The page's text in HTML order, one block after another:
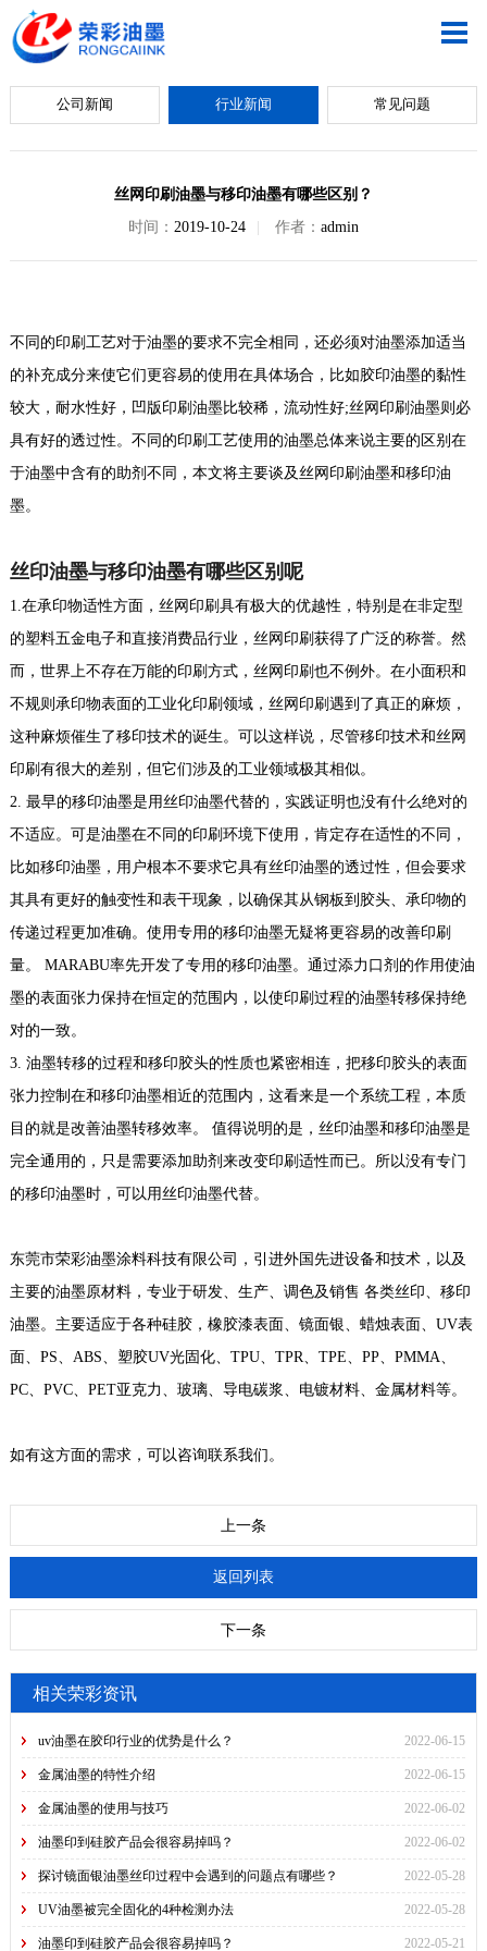
公司新闻 行业新闻 常见问题
丝网印刷油墨与移印油墨有哪些区别？
时间： 2019-10-24 作者： admin
不同的印刷工艺对于油墨的要求不完全相同，还必须对油墨添加适当
的补充成分来使它们更容易的使用在具体场合，比如胶印油墨的黏性
较大，耐水性好，凹版印刷油墨比较稀，流动性好;丝网印刷油墨则必
具有好的透过性。不同的印刷工艺使用的油墨总体来说主要的区别在
于油墨中含有的助剂不同，本文将主要谈及丝网印刷油墨和移印油
墨。
丝印油墨与移印油墨有哪些区别呢
1.在承印物适性方面，丝网印刷具有极大的优越性，特别是在非定型
的塑料五金电子和直接消费品行业，丝网印刷获得了广泛的称誉。然
而，世界上不存在万能的印刷方式，丝网印刷也不例外。在小面积和
不规则承印物表面的工业化印刷领域，丝网印刷遇到了真正的麻烦，
这种麻烦催生了移印技术的诞生。可以这样说，尽管移印技术和丝网
印刷有很大的差别，但它们涉及的工业领域极其相似。
2. 最早的移印油墨是用丝印油墨代替的，实践证明也没有什么绝对的
不适应。可是油墨在不同的印刷环境下使用，肯定存在适性的不同，
比如移印油墨，用户根本不要求它具有丝印油墨的透过性，但会要求
其具有更好的触变性和表干现象，以确保其从钢板到胶头、承印物的
传递过程更加准确。使用专用的移印油墨无疑将更容易的改善印刷
量。 MARABU率先开发了专用的移印油墨。通过添力口剂的作用使油
墨的表面张力保持在恒定的范围内，以使印刷过程的油墨转移保持绝
对的一致。
3. 油墨转移的过程和移印胶头的性质也紧密相连，把移印胶头的表面
张力控制在和移印油墨相近的范围内，这看来是一个系统工程，本质
目的就是改善油墨转移效率。 值得说明的是，丝印油墨和移印油墨是
完全通用的，只是需要添加助剂来改变印刷适性而已。所以没有专门
的移印油墨时，可以用丝印油墨代替。
东莞市荣彩油墨涂料科技有限公司，引进外国先进设备和技术，以及
主要的油墨原材料，专业于研发、生产、调色及销售 各类丝印、移印
油墨。主要适应于各种硅胶，橡胶漆表面、镜面银、蜡烛表面、UV表
面、PS、ABS、塑胶UV光固化、TPU、TPR、TPE、PP、PMMA、
PC、PVC、PET亚克力、玻璃、导电碳浆、电镀材料、金属材料等。
如有这方面的需求，可以咨询联系我们。
上一条
返回列表
下一条
相关荣彩资讯
2022-06-15
uv油墨在胶印行业的优势是什么？
2022-06-15
金属油墨的特性介绍
2022-06-02
金属油墨的使用与技巧
2022-06-02
油墨印到硅胶产品会很容易掉吗？
2022-05-28
探讨镜面银油墨丝印过程中会遇到的问题点有哪些？
2022-05-28
UV油墨被完全固化的4种检测办法
2022-05-21
油墨印到硅胶产品会很容易掉吗？